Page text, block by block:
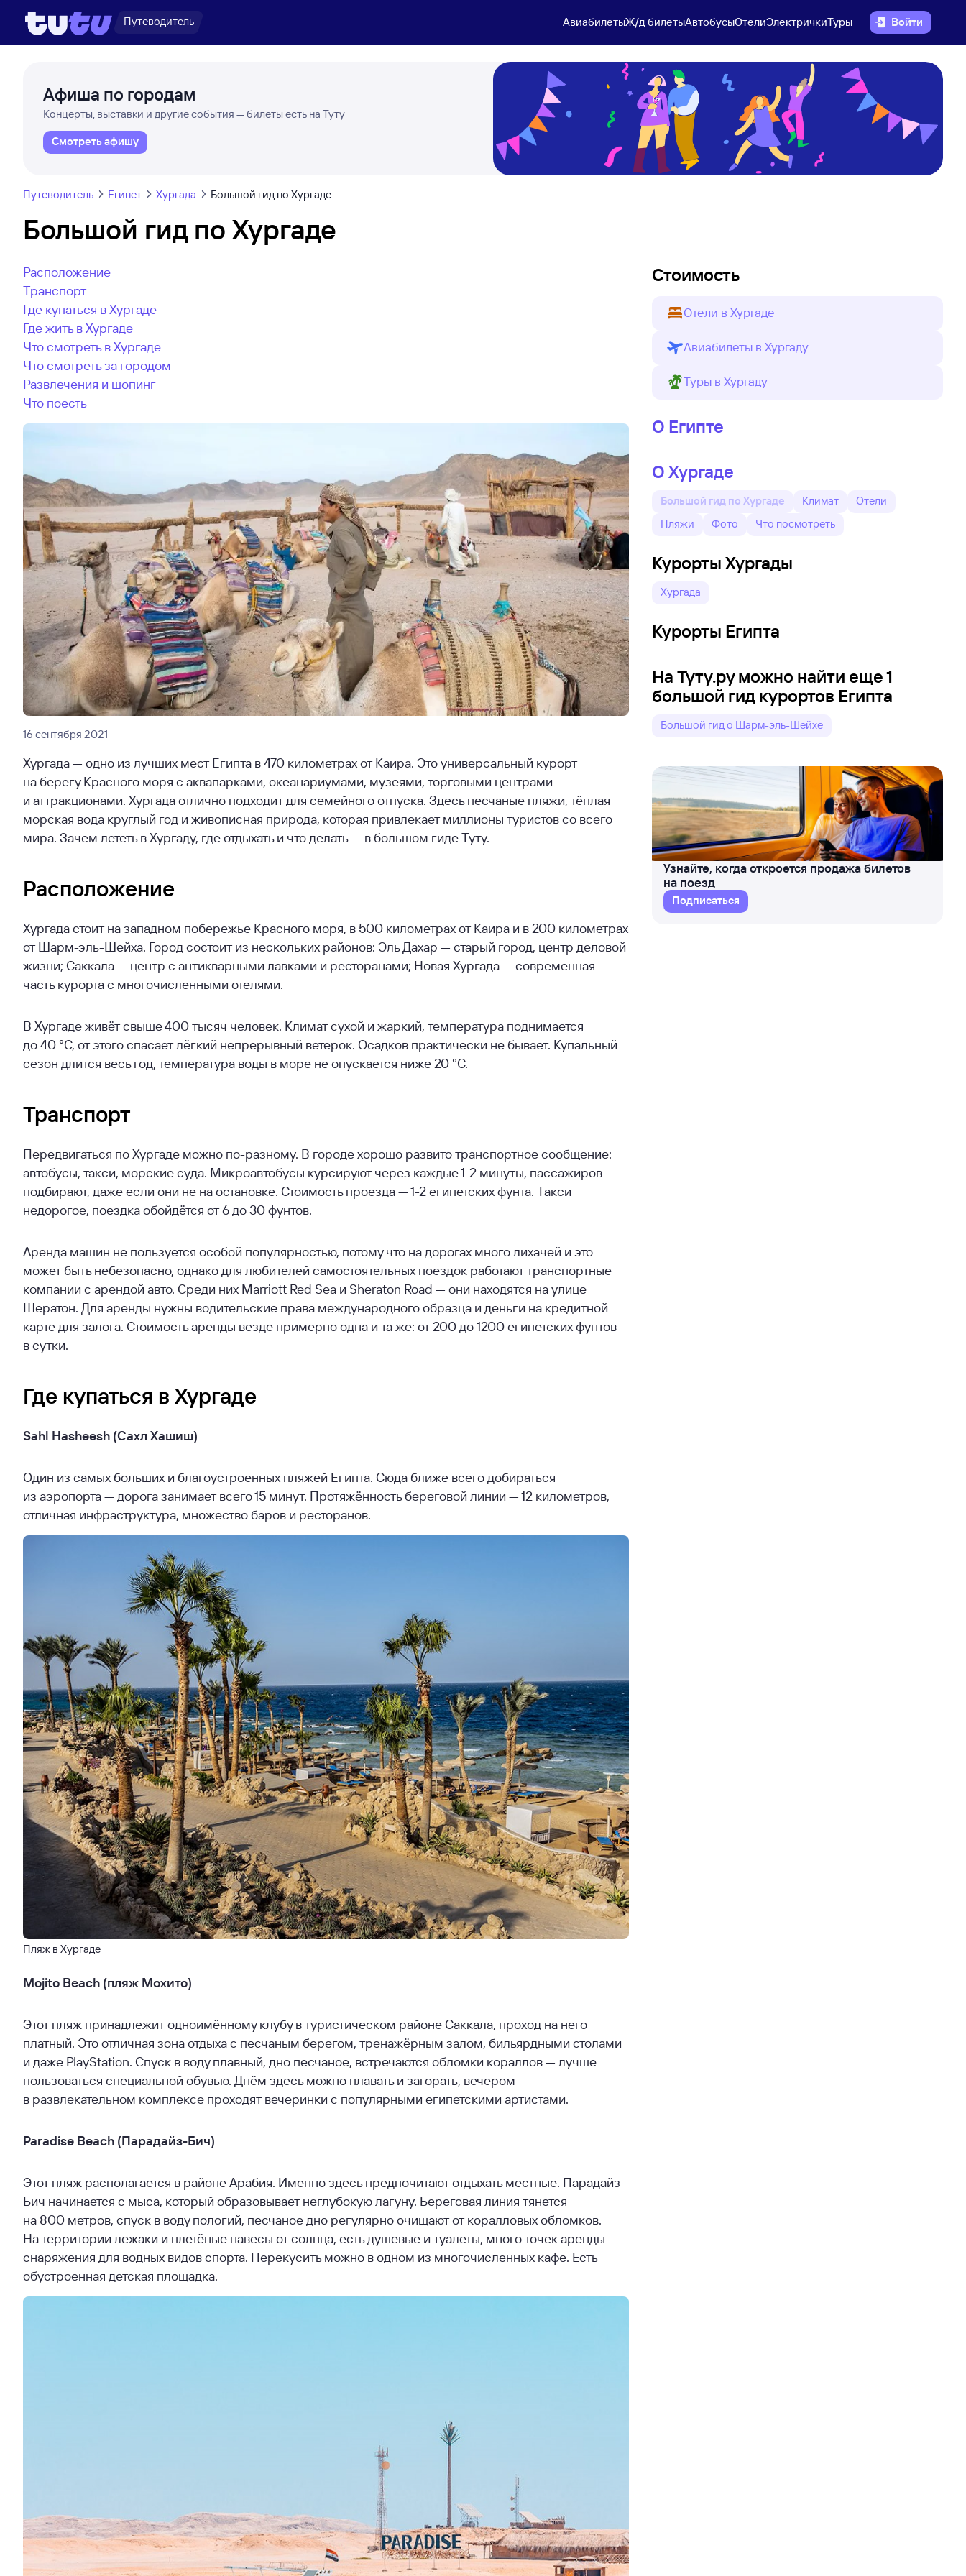
Путеводитель АвиабилетыЖ/д билетыАвтобусыОтелиЭлектричкиТуры Войти
Афиша по городам
Концерты, выставки и другие события — билеты есть на Туту
Смотреть афишу
Путеводитель Египет Хургада Большой гид по Хургаде
Большой гид по Хургаде
Расположение
Транспорт
Где купаться в Хургаде
Где жить в Хургаде
Что смотреть в Хургаде
Что смотреть за городом
Развлечения и шопинг
Что поесть
16 сентября 2021
Хургада — одно из лучших мест Египта в 470 километрах от Каира. Это универсальный курорт
на берегу Красного моря с аквапарками, океанариумами, музеями, торговыми центрами
и аттракционами. Хургада отлично подходит для семейного отпуска. Здесь песчаные пляжи, тёплая
морская вода круглый год и живописная природа, которая привлекает миллионы туристов со всего
мира. Зачем лететь в Хургаду, где отдыхать и что делать — в большом гиде Туту.
Расположение
Хургада стоит на западном побережье Красного моря, в 500 километрах от Каира и в 200 километрах
от Шарм-эль-Шейха. Город состоит из нескольких районов: Эль Дахар — старый город, центр деловой
жизни; Саккала — центр с антикварными лавками и ресторанами; Новая Хургада — современная
часть курорта с многочисленными отелями.
В Хургаде живёт свыше 400 тысяч человек. Климат сухой и жаркий, температура поднимается
до 40 °C, от этого спасает лёгкий непрерывный ветерок. Осадков практически не бывает. Купальный
сезон длится весь год, температура воды в море не опускается ниже 20 °С.
Транспорт
Передвигаться по Хургаде можно по-разному. В городе хорошо развито транспортное сообщение:
автобусы, такси, морские суда. Микроавтобусы курсируют через каждые 1-2 минуты, пассажиров
подбирают, даже если они не на остановке. Стоимость проезда — 1-2 египетских фунта. Такси
недорогое, поездка обойдётся от 6 до 30 фунтов.
Аренда машин не пользуется особой популярностью, потому что на дорогах много лихачей и это
может быть небезопасно, однако для любителей самостоятельных поездок работают транспортные
компании с арендой авто. Среди них Marriott Red Sea и Sheraton Road — они находятся на улице
Шератон. Для аренды нужны водительские права международного образца и деньги на кредитной
карте для залога. Стоимость аренды везде примерно одна и та же: от 200 до 1200 египетских фунтов
в сутки.
Где купаться в Хургаде
Sahl Hasheesh (Сахл Хашиш)
Один из самых больших и благоустроенных пляжей Египта. Сюда ближе всего добираться
из аэропорта — дорога занимает всего 15 минут. Протяжённость береговой линии — 12 километров,
отличная инфраструктура, множество баров и ресторанов.
Пляж в Хургаде
Mojito Beach (пляж Мохито)
Этот пляж принадлежит одноимённому клубу в туристическом районе Саккала, проход на него
платный. Это отличная зона отдыха с песчаным берегом, тренажёрным залом, бильярдными столами
и даже PlayStation. Спуск в воду плавный, дно песчаное, встречаются обломки кораллов — лучше
пользоваться специальной обувью. Днём здесь можно плавать и загорать, вечером
в развлекательном комплексе проходят вечеринки с популярными египетскими артистами.
Paradise Beach (Парадайз-Бич)
Этот пляж располагается в районе Арабия. Именно здесь предпочитают отдыхать местные. Парадайз-
Бич начинается с мыса, который образовывает неглубокую лагуну. Береговая линия тянется
на 800 метров, спуск в воду пологий, песчаное дно регулярно очищают от коралловых обломков.
На территории лежаки и плетёные навесы от солнца, есть душевые и туалеты, много точек аренды
снаряжения для водных видов спорта. Перекусить можно в одном из многочисленных кафе. Есть
обустроенная детская площадка.
Стоимость
Отели в Хургаде
Авиабилеты в Хургаду
Туры в Хургаду
О Египте
О Хургаде
Большой гид по Хургаде Климат
Отели
Пляжи
Фото Что посмотреть
Курорты Хургады
Хургада
Курорты Египта
На Туту.ру можно найти еще 1
большой гид курортов Египта
Большой гид о Шарм-эль-Шейхе
Узнайте, когда откроется продажа билетов
на поезд
Подписаться